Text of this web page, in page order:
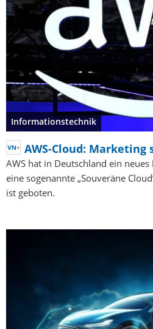
Informationstechnik
AWS-Cloud:
AWS hat in Deutschland ein
eine sogenannte „Souveräne
ist geboten.